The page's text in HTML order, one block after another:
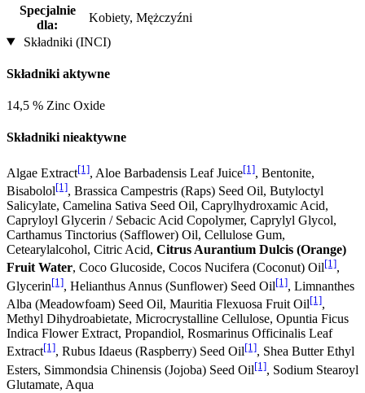
Specjalnie
dla:
Kobiety, Mężczyźni
Składniki (INCI)
Składniki aktywne
14,5 % Zinc Oxide
Składniki nieaktywne
Algae Extract[1], Aloe Barbadensis Leaf Juice[1], Bentonite,
Bisabolol[1], Brassica Campestris (Raps) Seed Oil, Butyloctyl
Salicylate, Camelina Sativa Seed Oil, Caprylhydroxamic Acid,
Capryloyl Glycerin / Sebacic Acid Copolymer, Caprylyl Glycol,
Carthamus Tinctorius (Safflower) Oil, Cellulose Gum,
Cetearylalcohol, Citric Acid, Citrus Aurantium Dulcis (Orange)
Fruit Water, Coco Glucoside, Cocos Nucifera (Coconut) Oil[1],
Glycerin[1], Helianthus Annus (Sunflower) Seed Oil[1], Limnanthes
Alba (Meadowfoam) Seed Oil, Mauritia Flexuosa Fruit Oil[1],
Methyl Dihydroabietate, Microcrystalline Cellulose, Opuntia Ficus
Indica Flower Extract, Propandiol, Rosmarinus Officinalis Leaf
Extract[1], Rubus Idaeus (Raspberry) Seed Oil[1], Shea Butter Ethyl
Esters, Simmondsia Chinensis (Jojoba) Seed Oil[1], Sodium Stearoyl
Glutamate, Aqua